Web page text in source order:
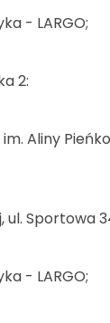
- LARGO;
2:
Aliny
ul. Sportowa
- LARGO;